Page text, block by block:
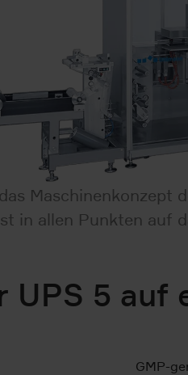
Maschinenkonzept
in allen Punkten auf
UPS 5 auf
GMP-